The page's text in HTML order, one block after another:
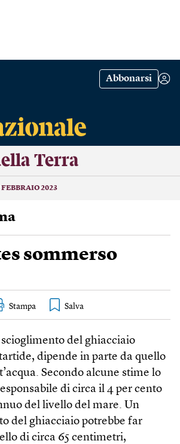
Abbonarsi
Terra
2023
sommerso
Stampa
del ghiacciaio
dipende in parte da quello
Secondo alcune stime lo
di circa il 4 per cento
del livello del mare. Un
del ghiacciaio potrebbe far
di circa 65 centimetri,